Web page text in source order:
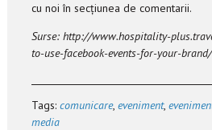
cu noi în secțiunea de comentarii.
Surse: http://www.hospitality-
to-use-facebook-events-for-your-brand/
Tags: comunicare, eveniment,
media